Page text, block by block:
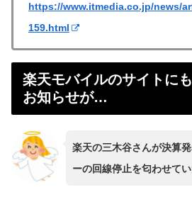
https://www.itmedia.co.jp/news/
159.html
楽天モバイルのサイトに
お知らせが…
楽天の三木谷さんが決算
ーの回線停止を匂わせてい